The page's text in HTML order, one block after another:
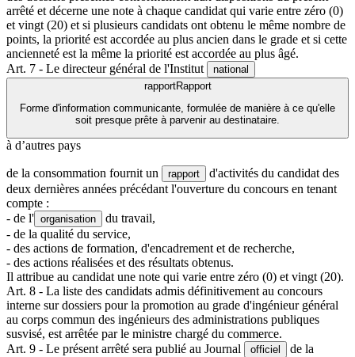
arrêté et décerne une note à chaque candidat qui varie entre zéro (0)
et vingt (20) et si plusieurs candidats ont obtenu le même nombre de
points, la priorité est accordée au plus ancien dans le grade et si cette
ancienneté est la même la priorité est accordée au plus âgé.
Art. 7 - Le directeur général de l'Institut
national
rapportRapport
Forme d'information communicante, formulée de manière à ce qu'elle
soit presque prête à parvenir au destinataire.
à d’autres pays
de la consommation fournit un rapport
d'activités du candidat des
deux dernières années précédant l'ouverture du concours en tenant
compte :
- de l' organisation
du travail,
- de la qualité du service,
- des actions de formation, d'encadrement et de recherche,
- des actions réalisées et des résultats obtenus.
Il attribue au candidat une note qui varie entre zéro (0) et vingt (20).
Art. 8 - La liste des candidats admis définitivement au concours
interne sur dossiers pour la promotion au grade d'ingénieur général
au corps commun des ingénieurs des administrations publiques
susvisé, est arrêtée par le ministre chargé du commerce.
Art. 9 - Le présent arrêté sera publié au Journal
officiel
de la